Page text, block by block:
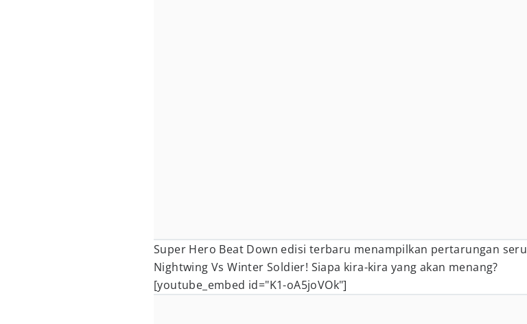
Super Hero Beat Down edisi terbaru menampilkan pertarungan seru
Nightwing Vs Winter Soldier! Siapa kira-kira yang akan menang?
[youtube_embed id="K1-oA5joVOk"]